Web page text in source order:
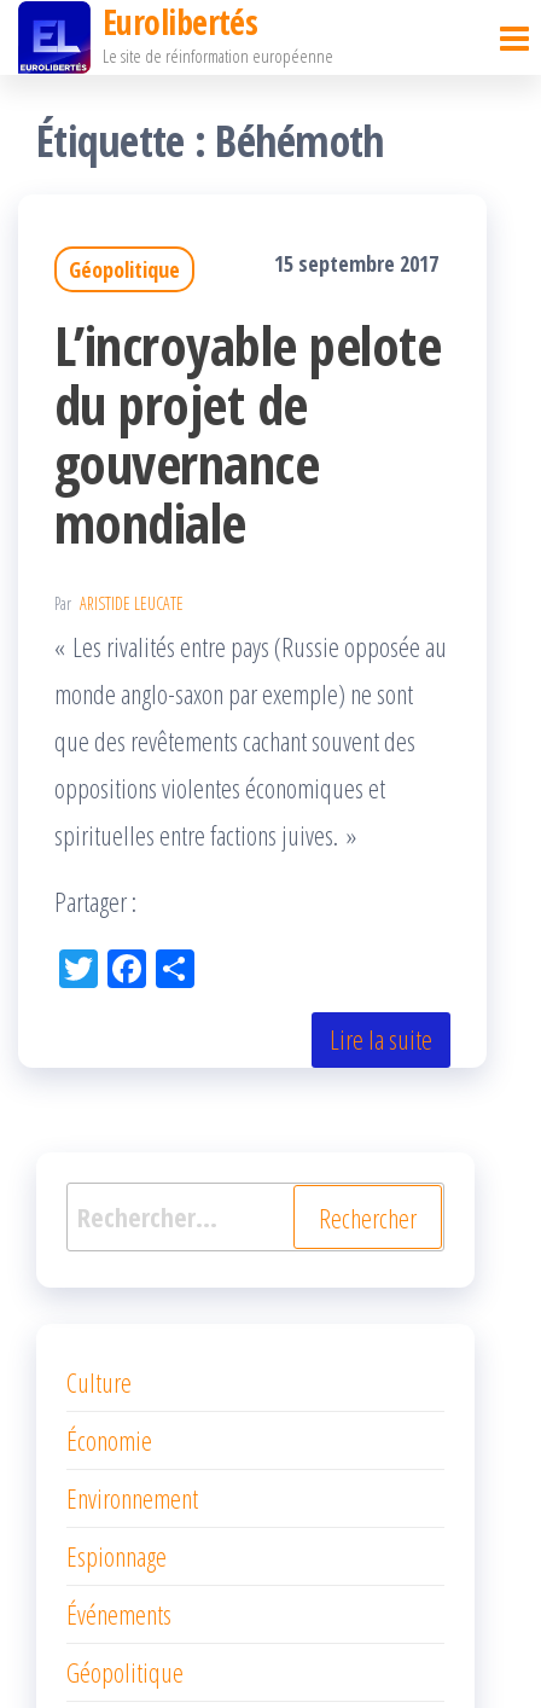
Passer
contenu
Eurolibertés
Le site de réinformation européenne
Étiquette : Béhémoth
Géopolitique 15 septembre 2017
L’incroyable pelote
du projet de
gouvernance
mondiale
Par ARISTIDE LEUCATE
« Les rivalités entre pays (Russie opposée au
monde anglo-saxon par exemple) ne sont
que des revêtements cachant souvent des
oppositions violentes économiques et
spirituelles entre factions juives. »
Partager :
Tw Fac
k r
Lire la suite
Rechercher :
Culture
Économie
Environnement
Espionnage
Événements
Géopolitique